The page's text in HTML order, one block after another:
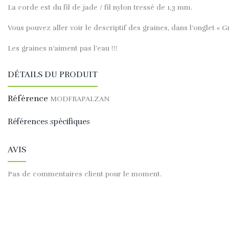
La corde est du fil de jade / fil nylon tressé de 1,3 mm.
Vous pouvez aller voir le descriptif des graines, dans l’onglet «
Les graines n’aiment pas l’eau !!!
DÉTAILS DU PRODUIT
Référence MODFRAPALZAN
Références spécifiques
AVIS
Pas de commentaires client pour le moment.